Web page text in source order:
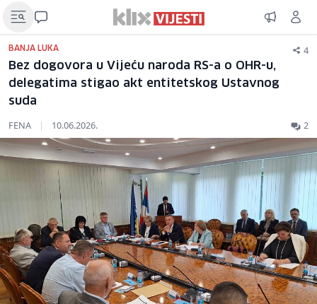
BANJA LUKA 4
Bez dogovora u Vijeću naroda RS-a o OHR-u,
delegatima stigao akt entitetskog Ustavnog
suda
FENA | 10.06.2026. 2